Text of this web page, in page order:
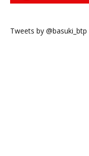
Tweets by @basuki_btp